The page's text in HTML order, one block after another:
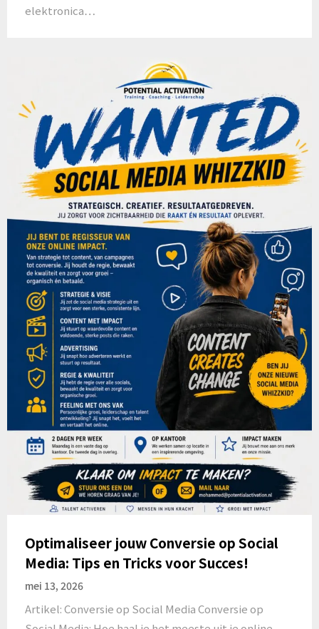
elektronica…
Optimaliseer jouw Conversie op Social
Media: Tips en Tricks voor Succes!
mei 13, 2026
Artikel: Conversie op Social Media Conversie op